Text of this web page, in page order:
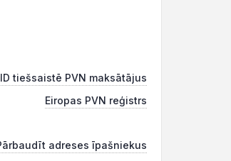
tiešsaistē PVN maksātājus
Eiropas PVN reģistrs
adreses īpašniekus